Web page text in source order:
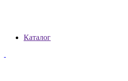
Каталог